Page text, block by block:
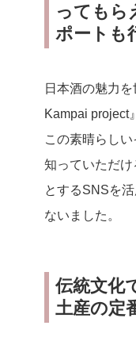
ってもら
ポートも
日本酒の魅力
Kampai project
この素晴らし
知っていただ
とするSNSを
ないました。
伝統文化
土産の定